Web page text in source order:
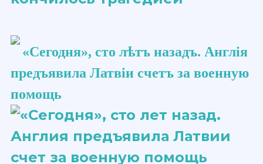
«Сегодня», сто ​лѣтъ​ назадъ. Англія
предъявила Латвіи счетъ за военную
помощь